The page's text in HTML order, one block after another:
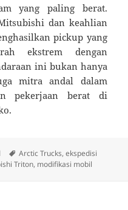
yang paling berat.
dan keahlian
pickup yang
ekstrem dengan
ini bukan hanya
mitra andal dalam
pekerjaan berat di
Tag
Arctic Trucks,ekspedisi
Triton, modifikasi mobil